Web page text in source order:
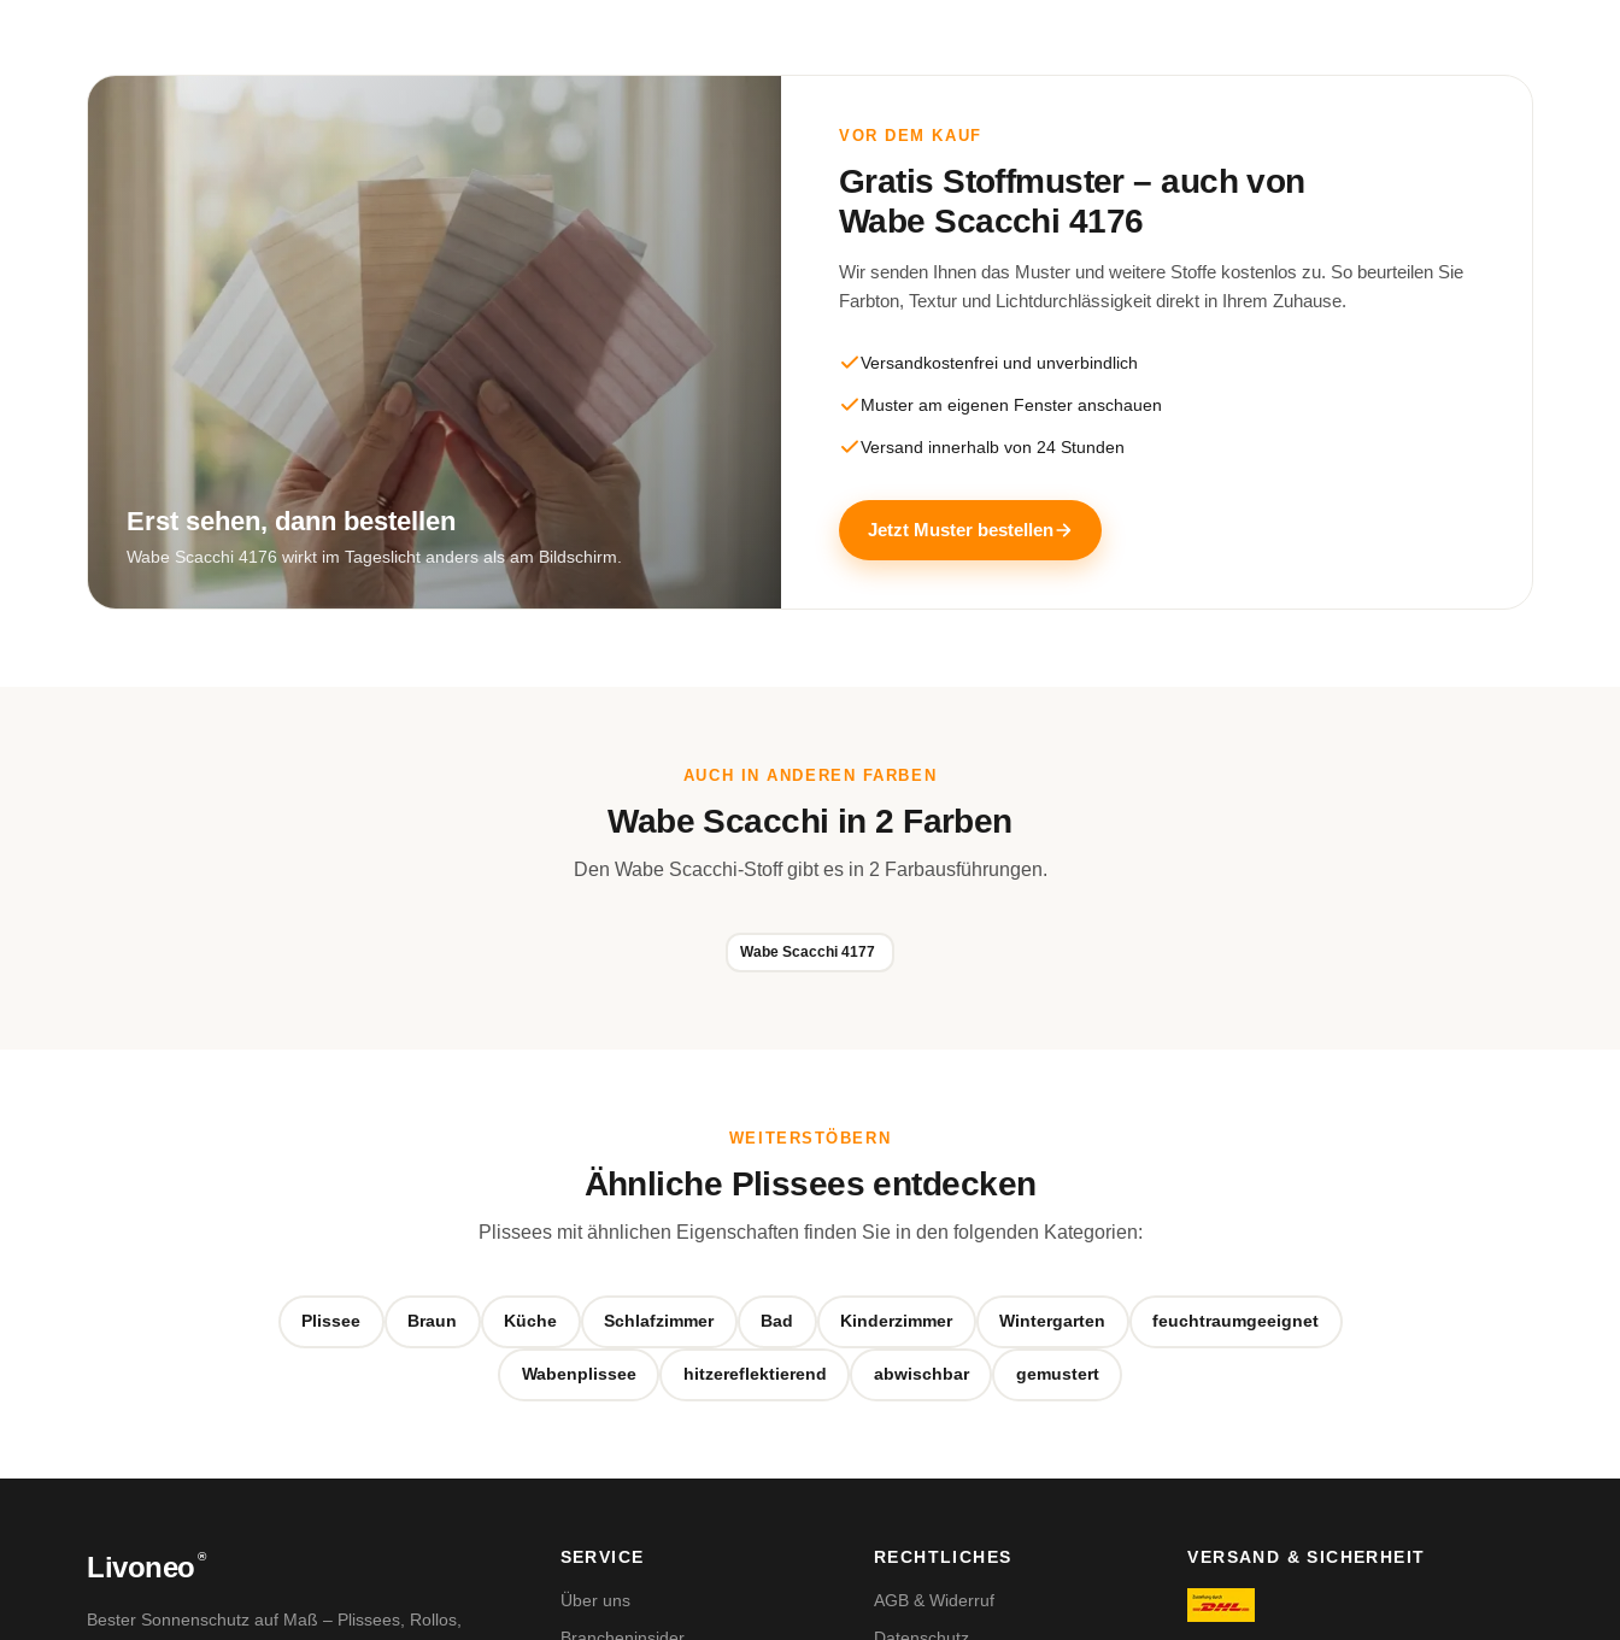
Erst sehen, dann bestellen
Wabe Scacchi 4176 wirkt im Tageslicht anders als am Bildschirm.
VOR DEM KAUF
Gratis Stoffmuster – auch von
Wabe Scacchi 4176
Wir senden Ihnen das Muster und weitere Stoffe kostenlos zu. So beurteilen Sie
Farbton, Textur und Lichtdurchlässigkeit direkt in Ihrem Zuhause.
Versandkostenfrei und unverbindlich
Muster am eigenen Fenster anschauen
Versand innerhalb von 24 Stunden
Jetzt Muster bestellen
AUCH IN ANDEREN FARBEN
Wabe Scacchi in 2 Farben
Den Wabe Scacchi-Stoff gibt es in 2 Farbausführungen.
Wabe Scacchi 4177
WEITERSTÖBERN
Ähnliche Plissees entdecken
Plissees mit ähnlichen Eigenschaften finden Sie in den folgenden Kategorien:
Plissee Braun Küche Schlafzimmer Bad Kinderzimmer Wintergarten feuchtraumgeeignet
Wabenplissee hitzereflektierend abwischbar gemustert
Livoneo ®
Bester Sonnenschutz auf Maß – Plissees, Rollos,
SERVICE
Über uns
RECHTLICHES
AGB & Widerruf
VERSAND & SICHERHEIT